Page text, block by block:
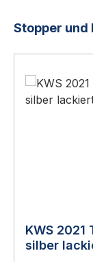
Stopper und
KWS
silber